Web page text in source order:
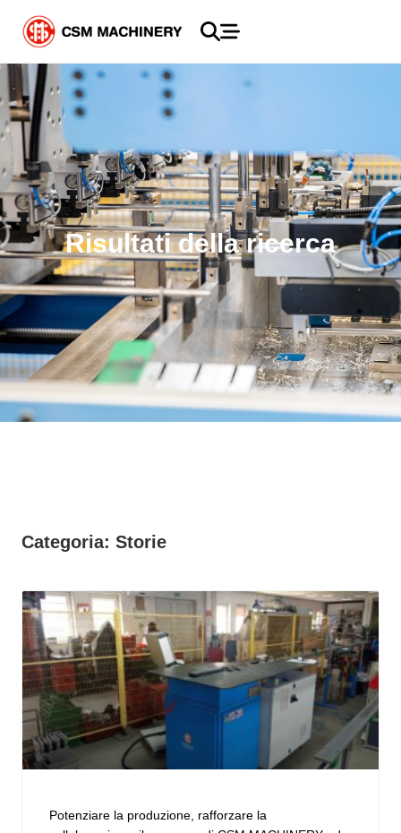
Risultati della ricerca
Categoria: Storie
Potenziare la produzione, rafforzare la